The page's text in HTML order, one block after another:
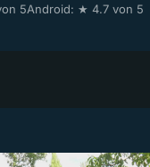
5Android: ★ 4.7 von 5